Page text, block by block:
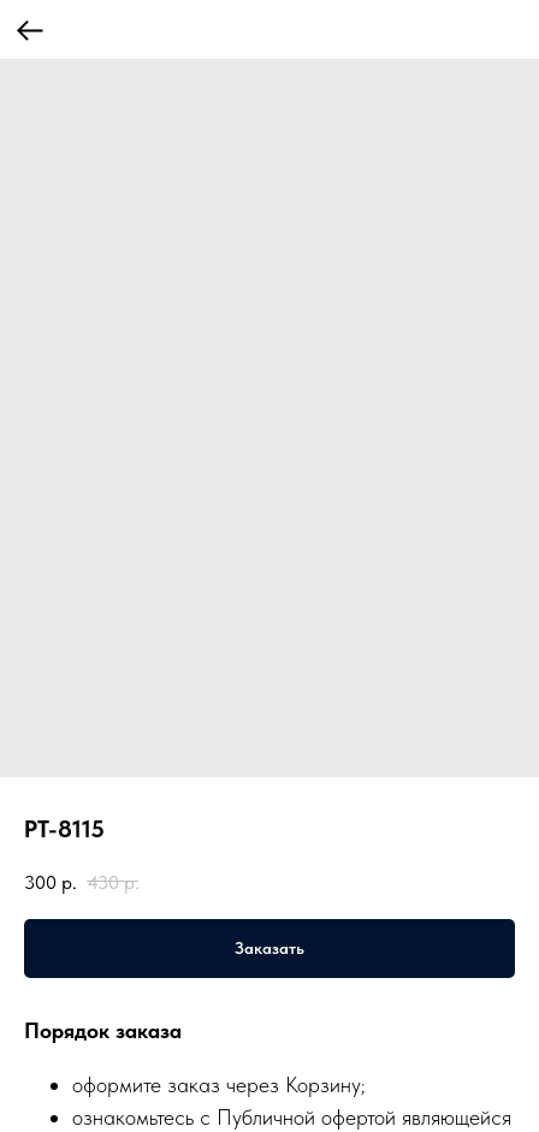
PT-8115
300 р. 430 р.
Заказать
Порядок заказа
оформите заказ через Корзину;
ознакомьтесь с Публичной офертой являющейся